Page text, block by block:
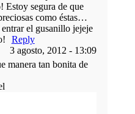
Estoy segura de que
como éstas…
entrar el gusanillo jejeje
Reply
3 agosto, 2012 - 13:09
manera tan bonita de